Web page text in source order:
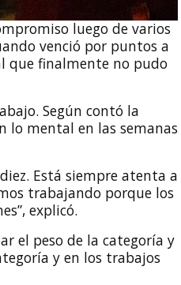
luego de varios
venció por puntos a
que finalmente no pudo
Según contó la
lo mental en las semanas
Está siempre atenta a
trabajando porque los
explicó.
el peso de la categoría y
y en los trabajos